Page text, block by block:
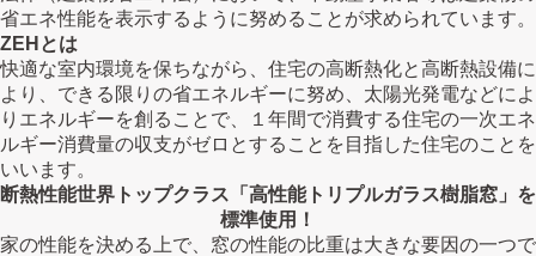
省エネ性能を表示するように努めることが求められています。
ZEHとは
快適な室内環境を保ちながら、住宅の高断熱化と高断熱設備に
より、できる限りの省エネルギーに努め、太陽光発電などによ
りエネルギーを創ることで、１年間で消費する住宅の一次エネ
ルギー消費量の収支がゼロとすることを目指した住宅のことを
いいます。
断熱性能世界トップクラス「高性能トリプルガラス樹脂窓」を
標準使用！
家の性能を決める上で、窓の性能の比重は大きな要因の一つで